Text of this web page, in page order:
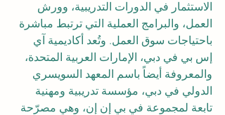
الاستثمار في الدورات التدريبية، وورش
العمل، والبرامج العملية التي ترتبط مباشرة
باحتياجات سوق العمل. وتُعد أكاديمية آي
إس بي في دبي، الإمارات العربية المتحدة،
والمعروفة أيضاً باسم المعهد السويسري
الدولي في دبي، مؤسسة تدريبية ومهنية
تابعة لمجموعة في بي إن إن، وهي مصرّحة